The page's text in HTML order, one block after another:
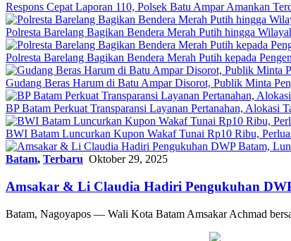
Respons Cepat Laporan 110, Polsek Batu Ampar Amankan
Polresta Barelang Bagikan Bendera Merah Putih hingga
Polresta Barelang Bagikan Bendera Merah Putih kepada
Gudang Beras Harum di Batu Ampar Disorot, Publik Minta
BP Batam Perkuat Transparansi Layanan Pertanahan, Alokasi
BWI Batam Luncurkan Kupon Wakaf Tunai Rp10 Ribu,
Batam, Terbaru Oktober 29, 2025
Amsakar & Li Claudia Hadiri Pengukuhan
Batam, Nagoyapos — Wali Kota Batam Amsakar Achmad